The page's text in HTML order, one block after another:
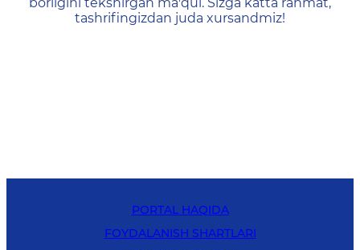
tashrifingizdan juda xursandmiz!
PORTAL HAQIDA
FOYDALANISH SHARTLARI